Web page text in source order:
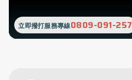
立即撥打服務專線0809-091-257